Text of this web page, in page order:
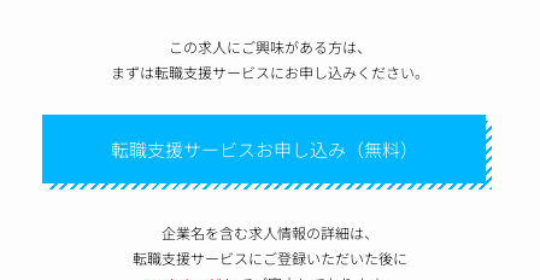
この求人にご興味がある方は、
まずは転職支援サービスにお申し込みください。
転職支援サービスお申し込み（無料）
企業名を含む求人情報の詳細は、
転職支援サービスにご登録いただいた後に